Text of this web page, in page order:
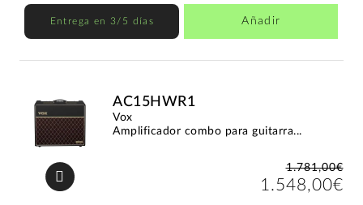
Entrega en 3/5 días Añadir
AC15HWR1
Vox
Amplificador combo para guitarra...
1.781,00€
1.548,00€